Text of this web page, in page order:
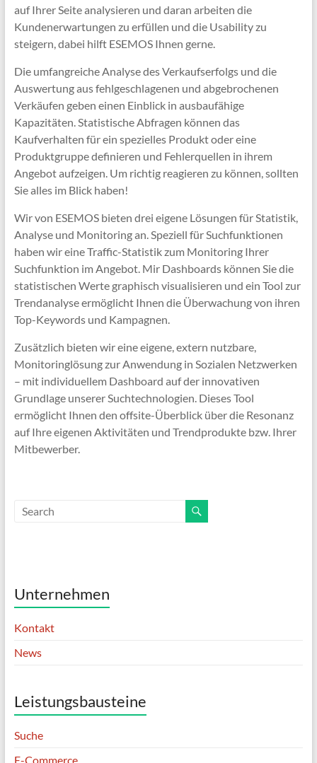
auf Ihrer Seite analysieren und daran arbeiten die
Kundenerwartungen zu erfüllen und die Usability zu
steigern, dabei hilft ESEMOS Ihnen gerne.
Die umfangreiche Analyse des Verkaufserfolgs und die
Auswertung aus fehlgeschlagenen und abgebrochenen
Verkäufen geben einen Einblick in ausbaufähige
Kapazitäten. Statistische Abfragen können das
Kaufverhalten für ein spezielles Produkt oder eine
Produktgruppe definieren und Fehlerquellen in ihrem
Angebot aufzeigen. Um richtig reagieren zu können, sollten
Sie alles im Blick haben!
Wir von ESEMOS bieten drei eigene Lösungen für Statistik,
Analyse und Monitoring an. Speziell für Suchfunktionen
haben wir eine Traffic-Statistik zum Monitoring Ihrer
Suchfunktion im Angebot. Mir Dashboards können Sie die
statistischen Werte graphisch visualisieren und ein Tool zur
Trendanalyse ermöglicht Ihnen die Überwachung von ihren
Top-Keywords und Kampagnen.
Zusätzlich bieten wir eine eigene, extern nutzbare,
Monitoringlösung zur Anwendung in Sozialen Netzwerken
– mit individuellem Dashboard auf der innovativen
Grundlage unserer Suchtechnologien. Dieses Tool
ermöglicht Ihnen den offsite-Überblick über die Resonanz
auf Ihre eigenen Aktivitäten und Trendprodukte bzw. Ihrer
Mitbewerber.
Unternehmen
Kontakt
News
Leistungsbausteine
Suche
E-Commerce